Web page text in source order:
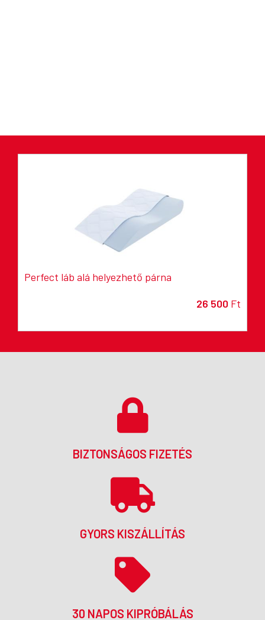
Perfect láb alá helyezhető párna
26 500 Ft
BIZTONSÁGOS FIZETÉS
GYORS KISZÁLLÍTÁS
30 NAPOS KIPRÓBÁLÁS